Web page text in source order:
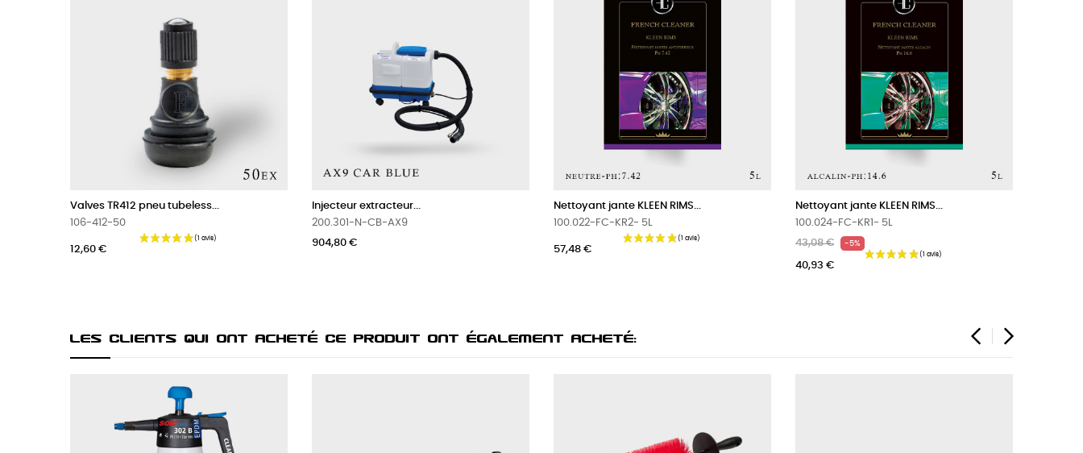
Injecteur extracteur...
200.301-N-CB-AX9
904,80 €
Nettoyant jante KLEEN RIMS...
100.022-FC-KR2- 5L
57,48 €
Nettoyant jante KLEEN RIMS...
100.024-FC-KR1- 5L
43,08 €
Brosse à jante fibres douces
300-310-DW-BDR
10,80 €
Les Clients Qui Ont Acheté Ce Produit Ont Également Acheté: